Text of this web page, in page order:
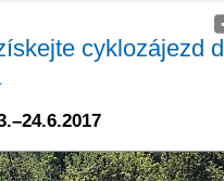
cyklozájezd